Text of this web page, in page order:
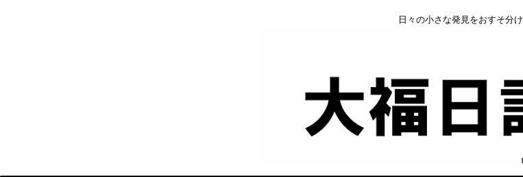
日々の小さな発見をおすそ分け